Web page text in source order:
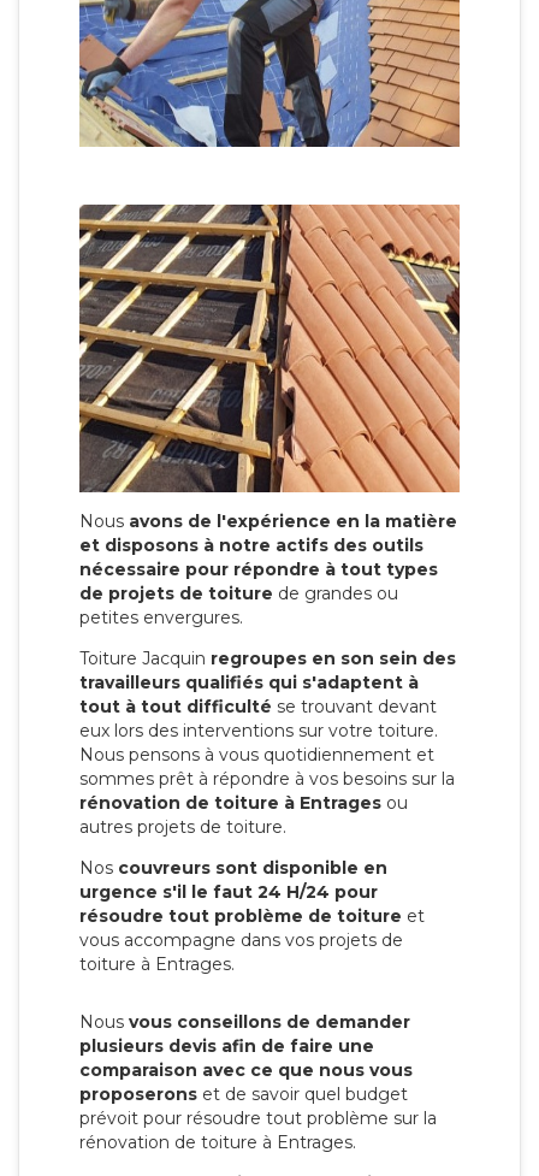
Nous avons de l'expérience en la matière
et disposons à notre actifs des outils
nécessaire pour répondre à tout types
de projets de toiture de grandes ou
petites envergures.
Toiture Jacquin regroupes en son sein des
travailleurs qualifiés qui s'adaptent à
tout à tout difficulté se trouvant devant
eux lors des interventions sur votre toiture.
Nous pensons à vous quotidiennement et
sommes prêt à répondre à vos besoins sur la
rénovation de toiture à Entrages ou
autres projets de toiture.
Nos couvreurs sont disponible en
urgence s'il le faut 24 H/24 pour
résoudre tout problème de toiture et
vous accompagne dans vos projets de
toiture à Entrages.
Nous vous conseillons de demander
plusieurs devis afin de faire une
comparaison avec ce que nous vous
proposerons et de savoir quel budget
prévoit pour résoudre tout problème sur la
rénovation de toiture à Entrages.